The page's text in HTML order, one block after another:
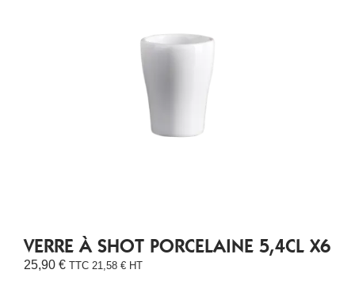
VERRE À SHOT PORCELAINE 5,4CL X6
25,90 € TTC 21,58 € HT